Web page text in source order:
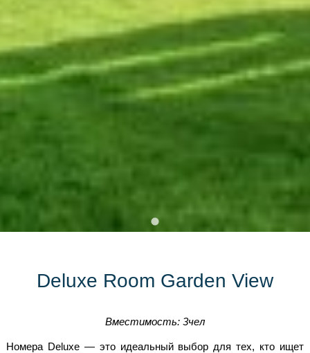
Deluxe Room Garden View
Вместимость: 3чел
Номера Deluxe — это идеальный выбор для тех, кто ищет